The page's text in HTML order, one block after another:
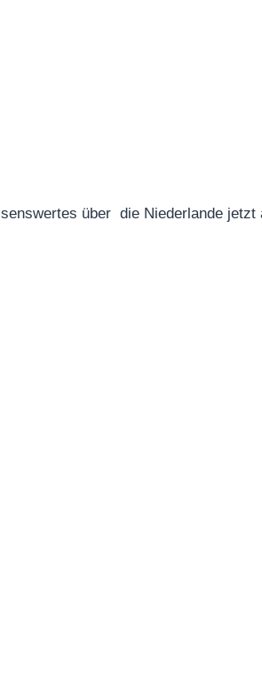
über die Niederlande